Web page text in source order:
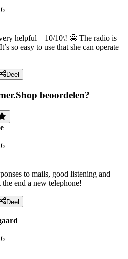
helpful – 10/10\! 🤩 The radio is
so easy to use that she can operate
Deel
beoordelen?
to mails, good listening and
end a new telephone!
Deel